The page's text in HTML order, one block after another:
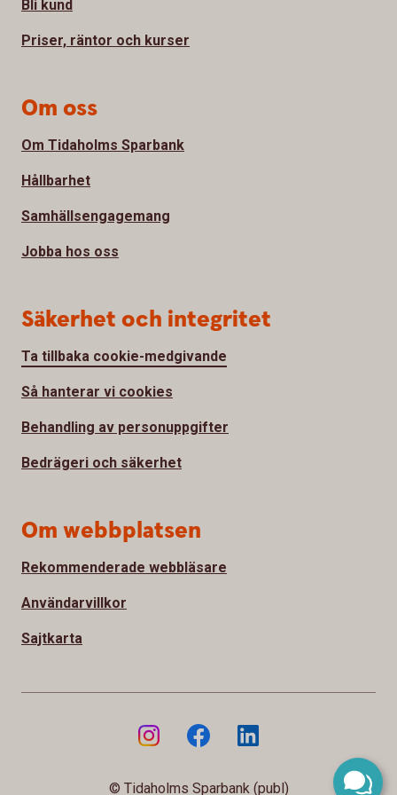
Bli kund
Priser, räntor och kurser
Om oss
Om Tidaholms Sparbank
Hållbarhet
Samhällsengagemang
Jobba hos oss
Säkerhet och integritet
Ta tillbaka cookie-medgivande
Så hanterar vi cookies
Behandling av personuppgifter
Bedrägeri och säkerhet
Om webbplatsen
Rekommenderade webbläsare
Användarvillkor
Sajtkarta
© Tidaholms Sparbank (publ)